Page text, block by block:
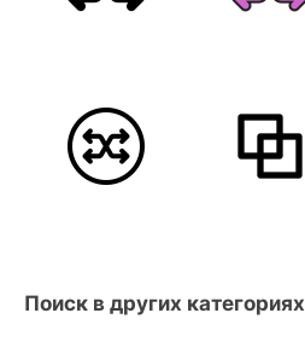
Поиск в других категориях